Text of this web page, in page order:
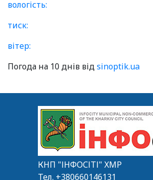
вологість:
тиск:
вітер:
Погода на 10 днів відsinoptik.ua
КНП "ІНФОСІТІ" ХМР
Тел. +380660146131